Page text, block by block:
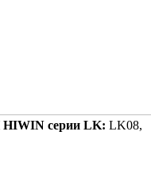
серии LK: LK08,